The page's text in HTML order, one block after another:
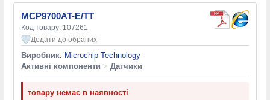
MCP9700AT-E/TT
Код товару: 107261
Додати до обраних
Виробник: Microchip Technology
Активні компоненти > Датчики
товару немає в наявності